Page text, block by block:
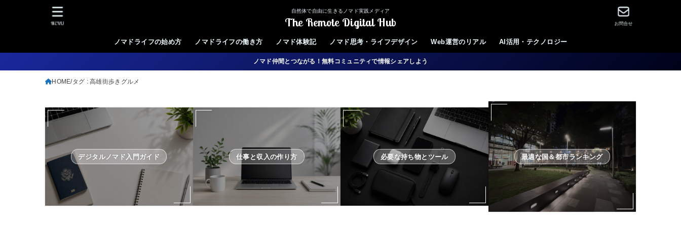
自然体で自由に生きるノマド実践メディア
The Remote Digital Hub
ノマドライフの始め方 ノマドライフの働き方 ノマド体験記 ノマド思考・ライフデザイン Web運営のリアル AI活用・テクノロジー
お問合せ
MENU
ノマド仲間とつながる！無料コミュニティで情報シェアしよう
HOME タグ : 高雄街歩きグルメ
デジタルノマド入門ガイド 仕事と収入の作り方 必要な持ち物とツール 最適な国＆都市ランキング